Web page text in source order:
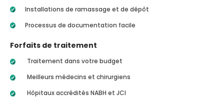
Installations de ramassage et de dépôt
Processus de documentation facile
Forfaits de traitement
Traitement dans votre budget
Meilleurs médecins et chirurgiens
Hôpitaux accrédités NABH et JCI